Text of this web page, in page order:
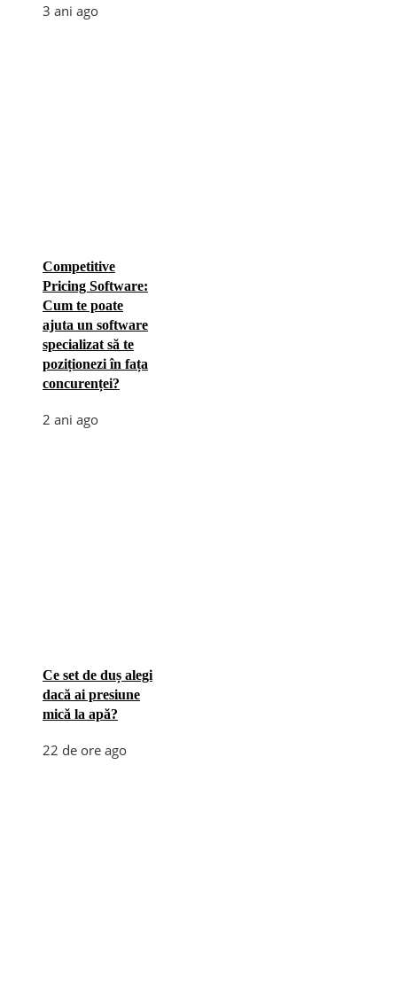
3 ani ago
Competitive
Pricing Software:
Cum te poate
ajuta un software
specializat să te
poziționezi în fața
concurenței?
2 ani ago
Ce set de duș alegi
dacă ai presiune
mică la apă?
22 de ore ago